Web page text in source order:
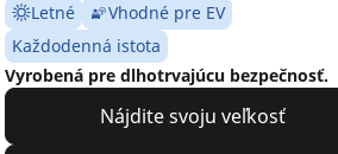
Letné
Vhodné pre EV
Každodenná istota
Vyrobená pre dlhotrvajúcu bezpečnosť.
Nájdite svoju veľkosť